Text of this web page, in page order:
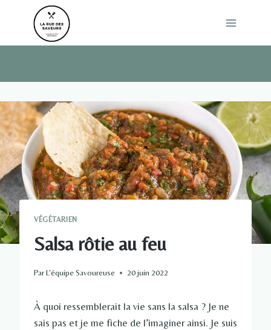
VÉGÉTARIEN
Salsa rôtie au feu
ParL'équipe Savoureuse 20 juin 2022
À quoi ressemblerait la vie sans la salsa ? Je ne
sais pas et je me fiche de l’imaginer ainsi. Je suis